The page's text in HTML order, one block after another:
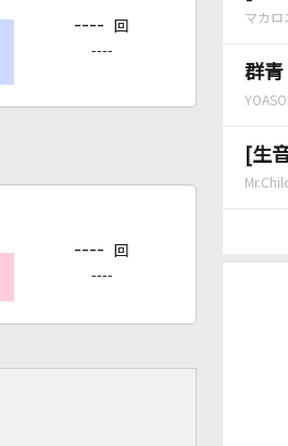
マカロ
群青
[生
---- 回
----
---- 回
----